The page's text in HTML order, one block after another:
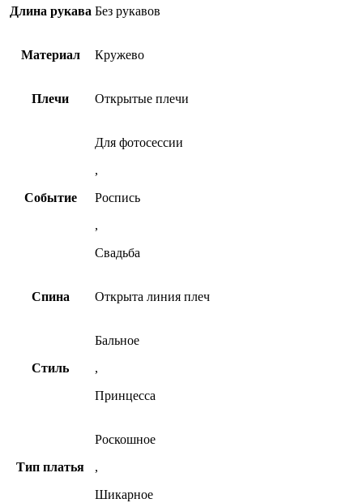
Длина рукава Без рукавов
Материал Кружево
Плечи Открытые плечи
Событие
Для фотосессии
,
Роспись
,
Свадьба
Спина Открыта линия плеч
Стиль
Бальное
,
Принцесса
Тип платья
Роскошное
,
Шикарное